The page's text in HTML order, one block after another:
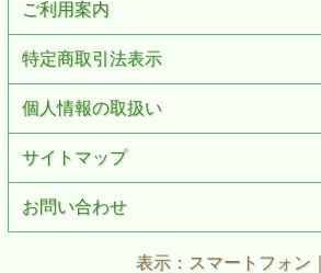
ご利用案内
特定商取引法表示
個人情報の取扱い
サイトマップ
お問い合わせ
表示：スマートフォン｜